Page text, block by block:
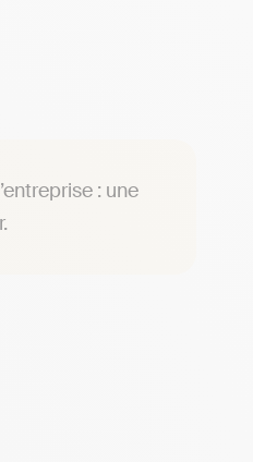
: une